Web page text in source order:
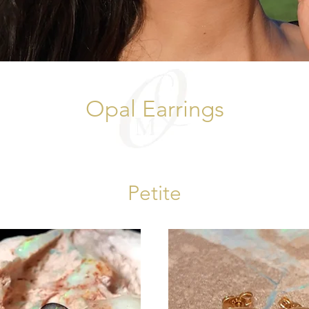
Opal Earrings
Petite